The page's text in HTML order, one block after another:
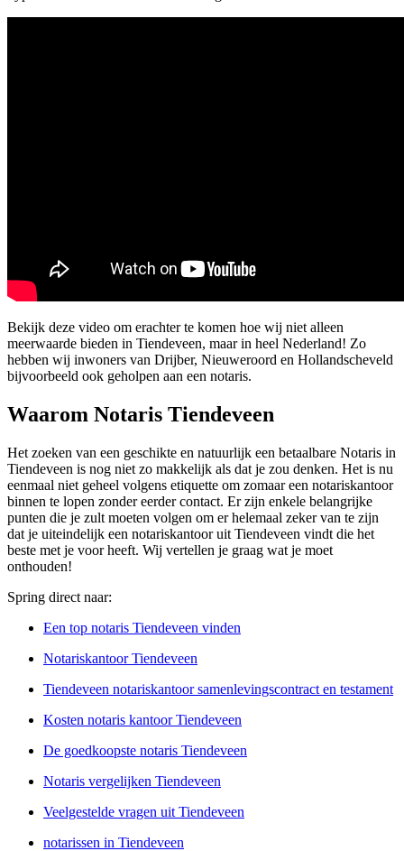
Bekijk deze video om erachter te komen hoe wij niet alleen
meerwaarde bieden in Tiendeveen, maar in heel Nederland! Zo
hebben wij inwoners van Drijber, Nieuweroord en Hollandscheveld
bijvoorbeeld ook geholpen aan een notaris.
Waarom Notaris Tiendeveen
Het zoeken van een geschikte en natuurlijk een betaalbare Notaris in
Tiendeveen is nog niet zo makkelijk als dat je zou denken. Het is nu
eenmaal niet geheel volgens etiquette om zomaar een notariskantoor
binnen te lopen zonder eerder contact. Er zijn enkele belangrijke
punten die je zult moeten volgen om er helemaal zeker van te zijn
dat je uiteindelijk een notariskantoor uit Tiendeveen vindt die het
beste met je voor heeft. Wij vertellen je graag wat je moet
onthouden!
Spring direct naar:
Een top notaris Tiendeveen vinden
Notariskantoor Tiendeveen
Tiendeveen notariskantoor samenlevingscontract en testament
Kosten notaris kantoor Tiendeveen
De goedkoopste notaris Tiendeveen
Notaris vergelijken Tiendeveen
Veelgestelde vragen uit Tiendeveen
notarissen in Tiendeveen